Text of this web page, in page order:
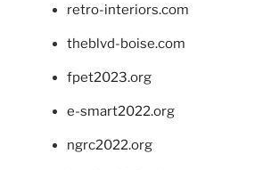
retro-interiors.com
theblvd-boise.com
fpet2023.org
e-smart2022.org
ngrc2022.org